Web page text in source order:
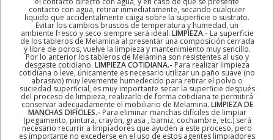
contacto con agua, retirar inmediatamente, secando cualquier
liquido que accidentalmente caiga sobre la superficie o sustrato.
Evitar los cambios bruscos de temperatura y humedad, un
ambiente fresco y seco siempre será ideal. LIMPIEZA.- La superficie
de los tableros de Melamina al presentar una composición cerrada
y libre de poros, vuelve la limpieza y mantenimiento muy sencillo.
Por lo anterior los tableros de Melamina son resistentes al uso y
desgaste cotidiano. LIMPIEZA COTIDIANA.- Para realizar limpieza
cotidiana o leve, únicamente es necesario utilizar un paño suave (no
abrasivo) muy levemente humedecido para retirar el polvo o
suciedad superficial, es muy importante secar la superficie después
del proceso de limpieza, realizarlo de forma cotidiana te permitirá
conservar adecuadamente el mobiliario de Melamina. LIMPIEZA DE
MANCHAS DIFÍCILES.- Para eliminar manchas difíciles de limpiar
(pegamento, pintura, crayón, grasa , barniz, cochambre, etc.) será
necesario recurrir a limpiadores que ayuden a este proceso, pero
es importante no excederse en el uso de estos agentes limpiadores